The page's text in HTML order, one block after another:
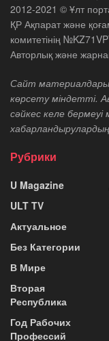
2012-2021 © Ұлт
ҚР Ақпарат және
комитетінің
Авторлық және
Сайт
көрсету міндетті.
сәйкес келе
Рубрики
U Magazine
ULT TV
Актуальное
Без Категории
В Мире
Вторая
Республика
Год Рабочих
Профессий